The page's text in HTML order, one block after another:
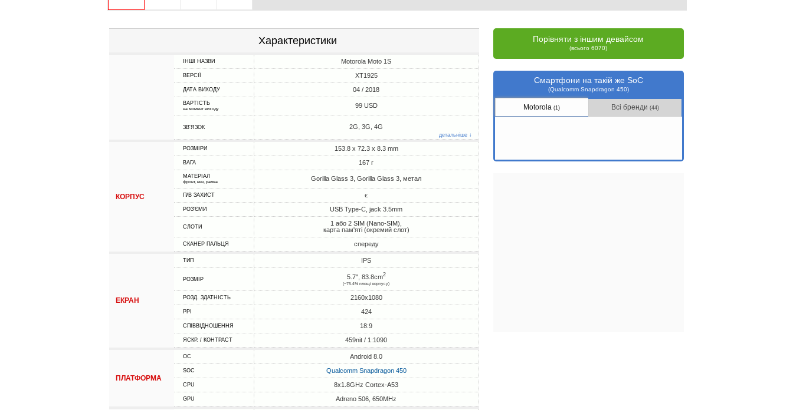
Характеристики
ІНШІ НАЗВИ Motorola Moto 1S
ВЕРСІЇ XT1925
ДАТА ВИХОДУ 04 / 2018
ВАРТІСТЬ
на момент виходу 99 USD
ЗВ'ЯЗОК 2G, 3G, 4G
детальніше ↓
КОРПУС
РОЗМІРИ 153.8 x 72.3 x 8.3 mm
ВАГА 167 г
МАТЕРІАЛ
фронт, низ, рамка Gorilla Glass 3, Gorilla Glass 3, метал
П/В ЗАХИСТ є
РОЗ'ЄМИ USB Type-C, jack 3.5mm
СЛОТИ
1 або 2 SIM (Nano-SIM),
карта пам'яті (окремий слот)
СКАНЕР ПАЛЬЦЯ спереду
ЕКРАН
ТИП IPS
РОЗМІР 5.7", 83.8cm2
(~75.4% площі корпусу)
РОЗД. ЗДАТНІСТЬ 2160x1080
PPI 424
СПІВВІДНОШЕННЯ 18:9
ЯСКР. / КОНТРАСТ 459nit / 1:1090
ПЛАТФОРМА
ОС Android 8.0
SOC Qualcomm Snapdragon 450
CPU 8x1.8GHz Cortex-A53
GPU Adreno 506, 650MHz
Порівняти з іншим девайсом
(всього 6070)
Смартфони на такій же SoC
(Qualcomm Snapdragon 450)
Motorola(1) Всі бренди (44)